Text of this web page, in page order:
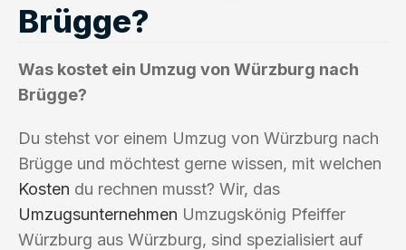
Brügge?
Was kostet ein Umzug von Würzburg nach
Brügge?
Du stehst vor einem Umzug von Würzburg nach
Brügge und möchtest gerne wissen, mit welchen
Kosten du rechnen musst? Wir, das
Umzugsunternehmen Umzugskönig Pfeiffer
Würzburg aus Würzburg, sind spezialisiert auf